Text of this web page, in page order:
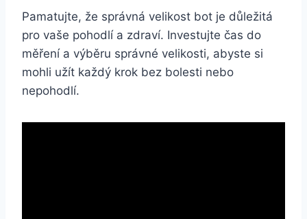
Pamatujte, že správná velikost bot je důležitá
pro vaše pohodlí a zdraví. Investujte čas do
měření a výběru správné velikosti, abyste si
mohli užít každý krok bez bolesti nebo
nepohodlí.